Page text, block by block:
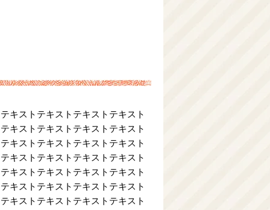
キストテキストテキストテキスト
キストテキストテキストテキスト
キストテキストテキストテキスト
キストテキストテキストテキスト
キストテキストテキストテキスト
キストテキストテキストテキスト
キストテキストテキストテキスト